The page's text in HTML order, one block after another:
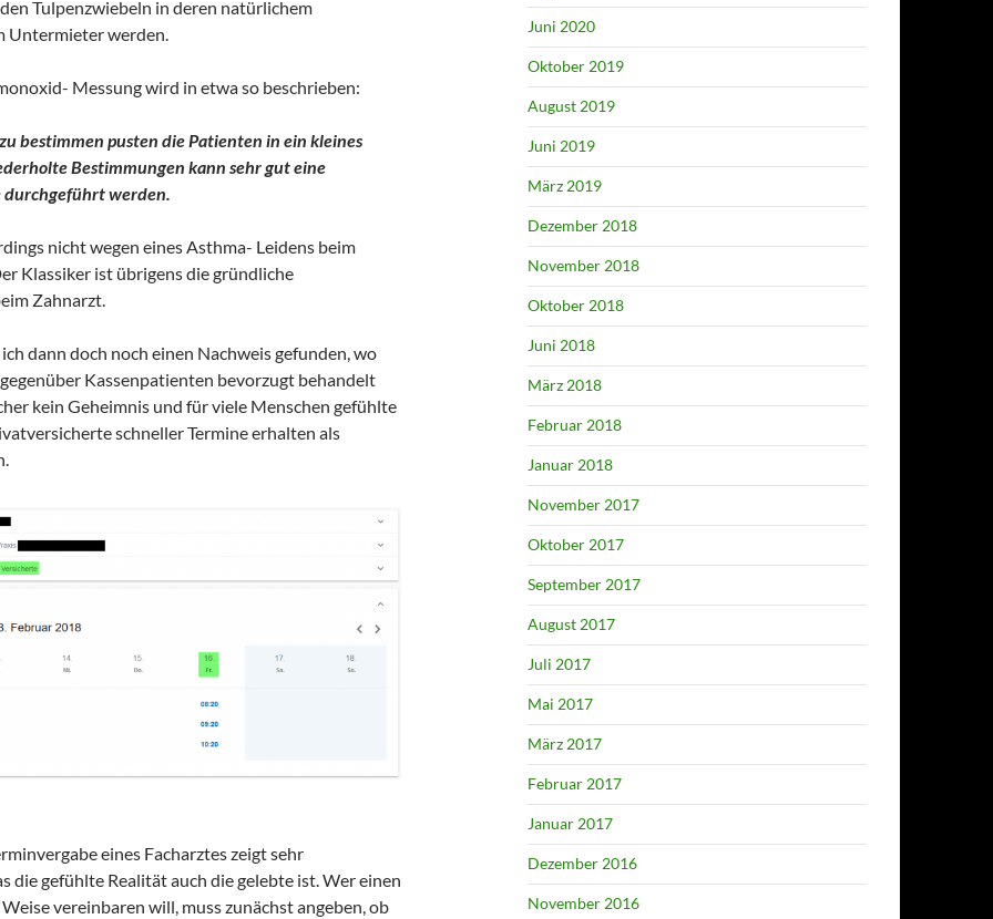
Tulpenzwiebeln in deren natürlichem
Untermieter werden.
Messung wird in etwa so beschrieben:
bestimmen pusten die Patienten in ein kleines
Bestimmungen kann sehr gut eine
werden.
nicht wegen eines Asthma- Leidens beim
Klassiker ist übrigens die gründliche
Zahnarzt.
dann doch noch einen Nachweis gefunden, wo
Kassenpatienten bevorzugt behandelt
kein Geheimnis und für viele Menschen gefühlte
schneller Termine erhalten als
eines Facharztes zeigt sehr
die gefühlte Realität auch die gelebte ist. Wer einen
vereinbaren will, muss zunächst angeben, ob
Juni 2020
Oktober 2019
August 2019
Juni 2019
März 2019
Dezember 2018
November 2018
Oktober 2018
Juni 2018
März 2018
Februar 2018
Januar 2018
November 2017
Oktober 2017
September 2017
August 2017
Juli 2017
Mai 2017
März 2017
Februar 2017
Januar 2017
Dezember 2016
November 2016